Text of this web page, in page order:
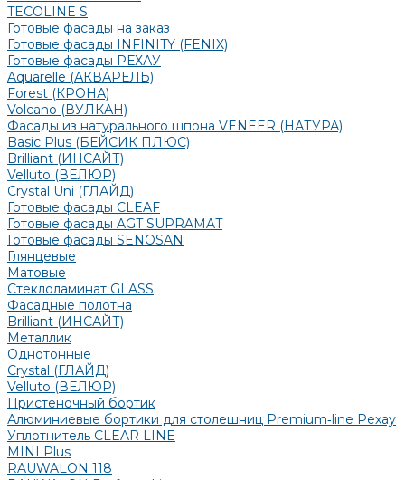
TECOLINE S
Готовые фасады на заказ
Готовые фасады INFINITY (FENIX)
Готовые фасады РЕХАУ
Aquarelle (АКВАРЕЛЬ)
Forest (КРОНА)
Volcano (ВУЛКАН)
Фасады из натурального шпона VENEER (НАТУРА)
Basic Plus (БЕЙСИК ПЛЮС)
Brilliant (ИНСАЙТ)
Velluto (ВЕЛЮР)
Crystal Uni (ГЛАЙД)
Готовые фасады CLEAF
Готовые фасады AGT SUPRAMAT
Готовые фасады SENOSAN
Глянцевые
Матовые
Стеклоламинат GLASS
Фасадные полотна
Brilliant (ИНСАЙТ)
Металлик
Однотонные
Crystal (ГЛАЙД)
Velluto (ВЕЛЮР)
Пристеночный бортик
Алюминиевые бортики для столешниц Premium‑line Рехау
Уплотнитель CLEAR LINE
MINI Plus
RAUWALON 118